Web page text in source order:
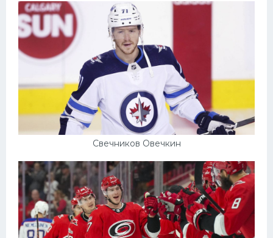
Свечников Овечкин